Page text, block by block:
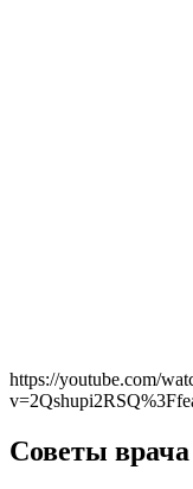
https://youtube.com/
Советы врача